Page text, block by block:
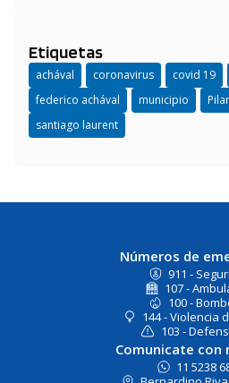
Etiquetas
achával coronavirus covid 19
federico achával
municipio Pilar
santiago laurent
Números de
911 -
107 -
100 -
144 - Violencia
103 -
Comunicate con
11 5238